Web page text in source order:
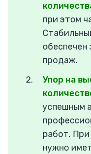
при этом
обеспечен
продаж.
Упор на
успешным
работ.
нужно